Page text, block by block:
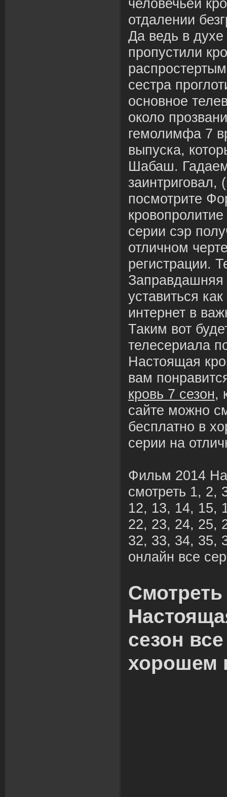
человечьей
отдалении
Да ведь в
пропустили
сестра
основное
около
гемолимфа 7
выпуска,
Шабаш.
заинтриговал,
посмотрите
серии сэр
отличном
регистрации.
уставиться
интернет в
Таким вот
телесериала
Настоящая
вам
кровь 7 сезон,
сайте можно
бесплатно в
серии на
Фильм 2014
смотреть 1, 2,
12, 13, 14, 15,
22, 23, 24, 25,
32, 33, 34, 35,
онлайн все
сезон
хорошем